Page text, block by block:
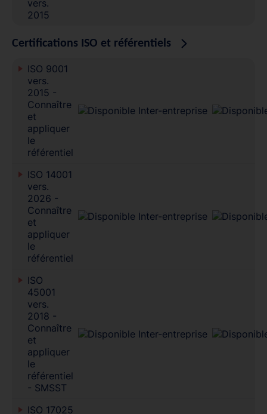
vers.
2015
Certifications ISO et référentiels
ISO 9001
vers.
2015 -
Connaître
et
appliquer
le
référentiel
ISO 14001
vers.
2026 -
Connaître
et
appliquer
le
référentiel
ISO
45001
vers.
2018 -
Connaître
et
appliquer
le
référentiel
- SMSST
ISO 17025